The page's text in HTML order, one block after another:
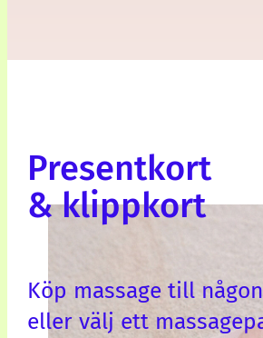
Presentkort
& klippkort
Köp massage till
eller välj ett